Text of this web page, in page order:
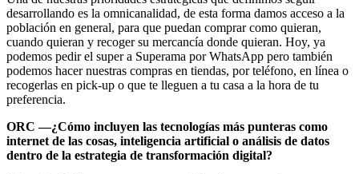
desarrollando es la omnicanalidad, de esta forma damos acceso a la
población en general, para que puedan comprar como quieran,
cuando quieran y recoger su mercancía donde quieran. Hoy, ya
podemos pedir el super a Superama por WhatsApp pero también
podemos hacer nuestras compras en tiendas, por teléfono, en línea o
recogerlas en pick-up o que te lleguen a tu casa a la hora de tu
preferencia.
ORC —¿Cómo incluyen las tecnologías más punteras como
internet de las cosas, inteligencia artificial o análisis de datos
dentro de la estrategia de transformación digital?